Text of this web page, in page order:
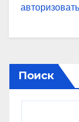
Поиск